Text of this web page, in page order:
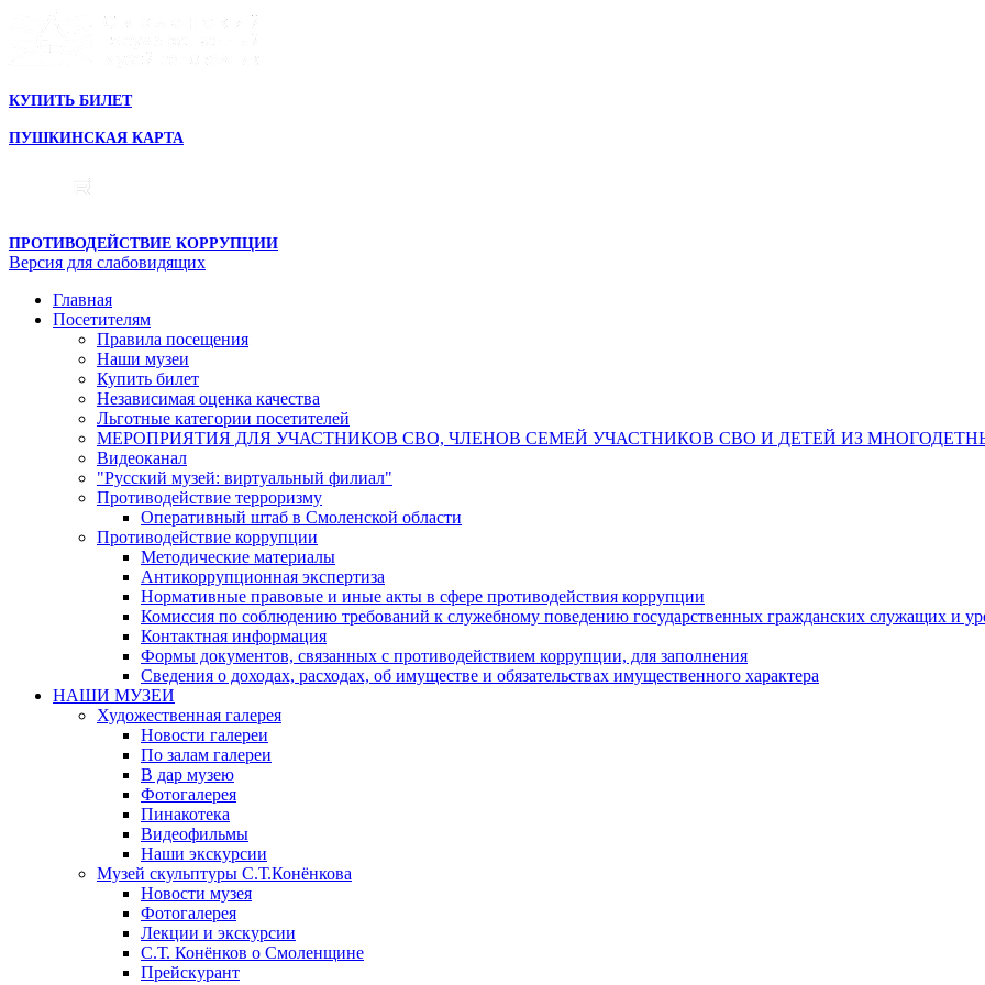
КУПИТЬ БИЛЕТ
ПУШКИНСКАЯ КАРТА
ПРОТИВОДЕЙСТВИЕ КОРРУПЦИИ
Версия для слабовидящих
Главная
Посетителям
Правила посещения
Наши музеи
Купить билет
Независимая оценка качества
Льготные категории посетителей
МЕРОПРИЯТИЯ ДЛЯ УЧАСТНИКОВ СВО, ЧЛЕНОВ СЕМЕЙ УЧАСТНИКОВ СВО И ДЕТЕЙ ИЗ
Видеоканал
"Русский музей: виртуальный филиал"
Противодействие терроризму
Оперативный штаб в Смоленской области
Противодействие коррупции
Методические материалы
Антикоррупционная экспертиза
Нормативные правовые и иные акты в сфере противодействия коррупции
Комиссия по соблюдению требований к служебному поведению государственных гражданских служащих и
Контактная информация
Формы документов, связанных с противодействием коррупции, для заполнения
Сведения о доходах, расходах, об имуществе и обязательствах имущественного характера
НАШИ МУЗЕИ
Художественная галерея
Новости галереи
По залам галереи
В дар музею
Фотогалерея
Пинакотека
Видеофильмы
Наши экскурсии
Музей скульптуры С.Т.Конёнкова
Новости музея
Фотогалерея
Лекции и экскурсии
С.Т. Конёнков о Смоленщине
Прейскурант